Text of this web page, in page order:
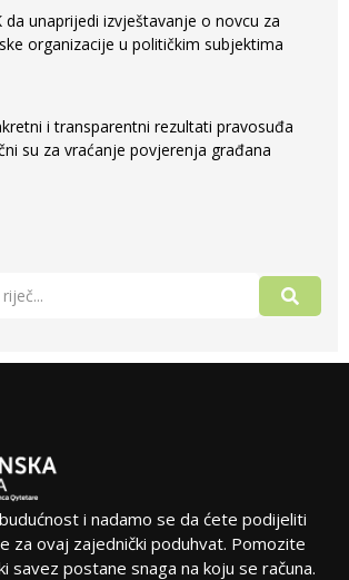
da unaprijedi izvještavanje o novcu za
organizacije u političkim subjektima
i transparentni rezultati pravosuđa
su za vraćanje povjerenja građana
i nadamo se da ćete podijeliti
za ovaj zajednički poduhvat. Pomozite
savez postane snaga na koju se računa.